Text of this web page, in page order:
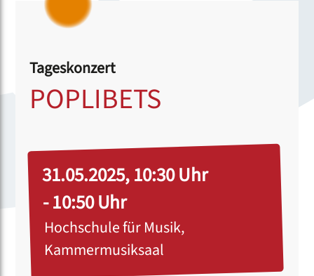
Tageskonzert
POPLIBETS
31.05.2025, 10:30 Uhr
- 10:50 Uhr
Hochschule für Musik,
Kammermusiksaal